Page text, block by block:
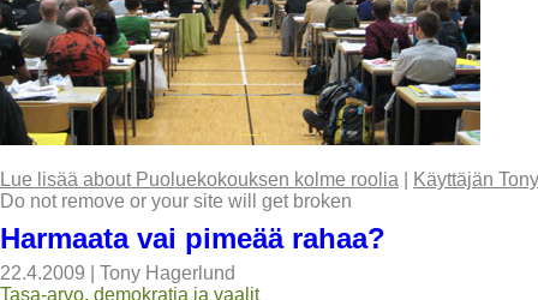
Lue lisää about Puoluekokouksen kolme roolia
Käyttäjän
Do not remove or your site will get broken
Harmaata vai pimeää rahaa?
22.4.2009
Tony Hagerlund
Tasa-arvo, demokratia ja vaalit